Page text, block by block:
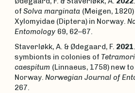
of Solva marginata (Meigen,
Xylomyidae (Diptera) in Norway.
Entomology 69, 62–67.
Staverløkk, A. & Ødegaard, F. 2021
symbionts in colonies of
caespitum (Linnaeus, 1758) new to
Norway. Norwegian Journal of
267.